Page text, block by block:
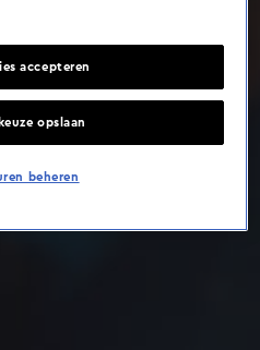
accepteren
opslaan
beheren